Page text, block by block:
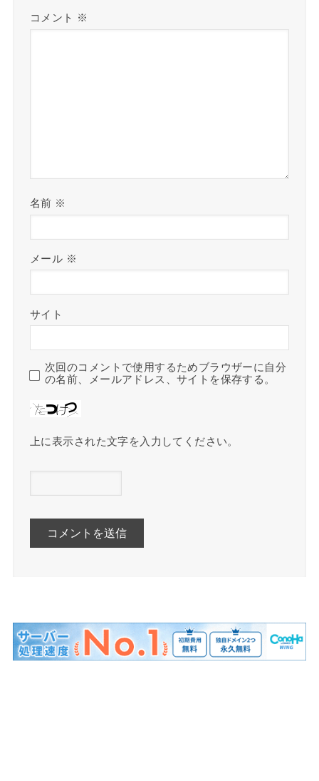
コメント ※
名前 ※
メール ※
サイト
次回のコメントで使用するためブラウザーに自分
の名前、メールアドレス、サイトを保存する。
上に表示された文字を入力してください。